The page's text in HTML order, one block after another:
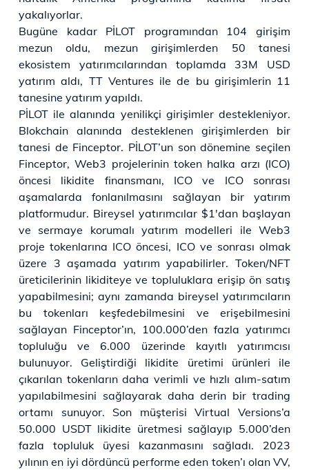
yakalıyorlar.
Bugüne kadar PİLOT programından 104 girişim
mezun oldu, mezun girişimlerden 50 tanesi
ekosistem yatırımcılarından toplamda 33M USD
yatırım aldı, TT Ventures ile de bu girişimlerin 11
tanesine yatırım yapıldı.
PİLOT ile alanında yenilikçi girişimler destekleniyor.
Blokchain alanında desteklenen girişimlerden bir
tanesi de Finceptor. PİLOT’un son dönemine seçilen
Finceptor, Web3 projelerinin token halka arzı (ICO)
öncesi likidite finansmanı, ICO ve ICO sonrası
aşamalarda fonlanılmasını sağlayan bir yatırım
platformudur. Bireysel yatırımcılar $1'dan başlayan
ve sermaye korumalı yatırım modelleri ile Web3
proje tokenlarına ICO öncesi, ICO ve sonrası olmak
üzere 3 aşamada yatırım yapabilirler. Token/NFT
üreticilerinin likiditeye ve topluluklara erişip ön satış
yapabilmesini; aynı zamanda bireysel yatırımcıların
bu tokenları keşfedebilmesini ve erişebilmesini
sağlayan Finceptor’ın, 100.000’den fazla yatırımcı
topluluğu ve 6.000 üzerinde kayıtlı yatırımcısı
bulunuyor. Geliştirdiği likidite üretimi ürünleri ile
çıkarılan tokenların daha verimli ve hızlı alım-satım
yapılabilmesini sağlayarak daha derin bir trading
ortamı sunuyor. Son müşterisi Virtual Versions’a
50.000 USDT likidite üretmesi sağlayıp 5.000’den
fazla topluluk üyesi kazanmasını sağladı. 2023
yılının en iyi dördüncü performe eden token’ı olan VV,